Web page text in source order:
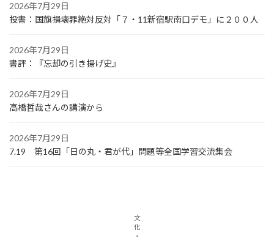
2026年7月29日
投書：国旗損壊罪絶対反対「７・11新宿駅南口デモ」に２００人
2026年7月29日
書評：『忘却の引き揚げ史』
2026年7月29日
高橋哲哉さんの講演から
2026年7月29日
7.19 第16回「日の丸・君が代」問題等全国学習交流集会
文
化
・